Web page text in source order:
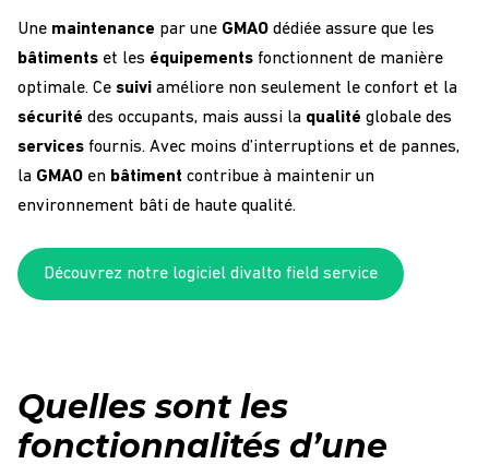
Une maintenance par une GMAO dédiée assure que les
bâtiments et les équipements fonctionnent de manière
optimale. Ce suivi améliore non seulement le confort et la
sécurité des occupants, mais aussi la qualité globale des
services fournis. Avec moins d’interruptions et de pannes,
la GMAO en bâtiment contribue à maintenir un
environnement bâti de haute qualité.
Découvrez notre logiciel divalto field service
Quelles sont les
fonctionnalités d’une